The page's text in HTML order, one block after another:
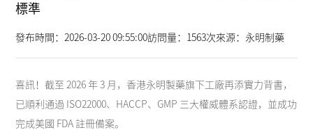
產品系列
線上購買
標準
發布時間：2026-03-20 09:55:00訪問量：1563次來源：永明制藥
喜訊！截至 2026 年 3 月，香港永明製藥旗下工廠再添實力背書，
已順利通過 ISO22000、HACCP、GMP 三大權威體系認證，並成功
完成美國 FDA 註冊備案。